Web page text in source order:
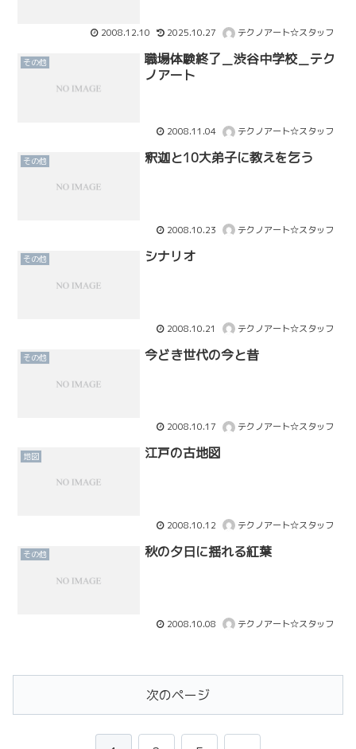
2008.12.10 2025.10.27 テクノアート☆スタッフ
その他
職場体験終了＿渋谷中学校＿テク
ノアート
2008.11.04 テクノアート☆スタッフ
その他 釈迦と10大弟子に教えを乞う
2008.10.23 テクノアート☆スタッフ
その他 シナリオ
2008.10.21 テクノアート☆スタッフ
その他 今どき世代の今と昔
2008.10.17 テクノアート☆スタッフ
地図 江戸の古地図
2008.10.12 テクノアート☆スタッフ
その他 秋の夕日に揺れる紅葉
2008.10.08 テクノアート☆スタッフ
次のページ